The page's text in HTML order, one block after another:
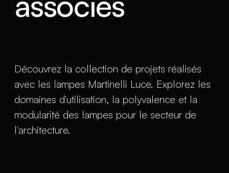
Découvrez la collection de projets réalisés
avec les lampes Martinelli Luce. Explorez les
domaines d'utilisation, la polyvalence et la
modularité des lampes pour le secteur de
l'architecture.